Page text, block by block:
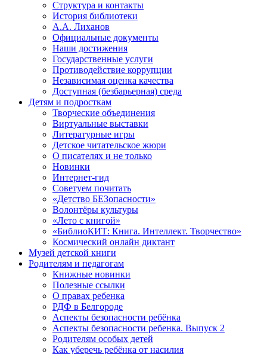
Структура и контакты
История библиотеки
А.А. Лиханов
Официальные документы
Наши достижения
Государственные услуги
Противодействие коррупции
Независимая оценка качества
Доступная (безбарьерная) среда
Детям и подросткам
Творческие объединения
Виртуальные выставки
Литературные игры
Детское читательское жюри
О писателях и не только
Новинки
Интернет-гид
Советуем почитать
«Детство БЕЗопасности»
Волонтёры культуры
«Лето с книгой»
«БиблиоКИТ: Книга. Интеллект. Творчество»
Космический онлайн диктант
Музей детской книги
Родителям и педагогам
Книжные новинки
Полезные ссылки
О правах ребенка
РДФ в Белгороде
Аспекты безопасности ребёнка
Аспекты безопасности ребенка. Выпуск 2
Родителям особых детей
Как уберечь ребёнка от насилия